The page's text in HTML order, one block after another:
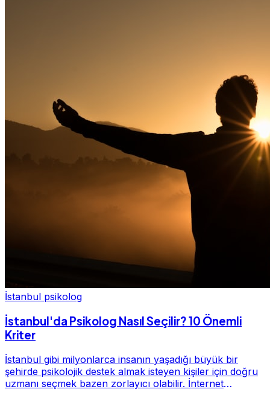
İstanbul psikolog
İstanbul'da Psikolog Nasıl Seçilir? 10 Önemli
Kriter
İstanbul gibi milyonlarca insanın yaşadığı büyük bir
şehirde psikolojik destek almak isteyen kişiler için doğru
uzmanı seçmek bazen zorlayıcı olabilir. İnternet